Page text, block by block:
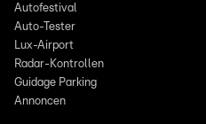
Autofestival
Auto-Tester
Lux-Airport
Radar-Kontrollen
Guidage Parking
Annoncen